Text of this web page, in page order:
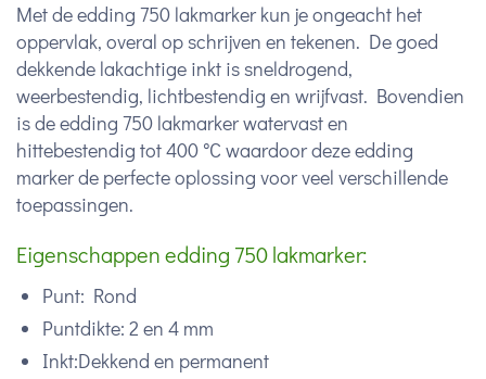
Met de edding 750 lakmarker kun je ongeacht het
oppervlak, overal op schrijven en tekenen. De goed
dekkende lakachtige inkt is sneldrogend,
weerbestendig, lichtbestendig en wrijfvast. Bovendien
is de edding 750 lakmarker watervast en
hittebestendig tot 400 °C waardoor deze edding
marker de perfecte oplossing voor veel verschillende
toepassingen.
Eigenschappen edding 750 lakmarker:
Punt: Rond
Puntdikte: 2 en 4 mm
Inkt:Dekkend en permanent